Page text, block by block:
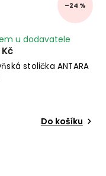
–24 %
stolička ANTARA
u dodavatele
Kč
Do košíku